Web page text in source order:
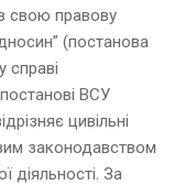
свою правову
(постанова
справі
ВСУ
цивiльнi
законодавством
дiяльностi. За